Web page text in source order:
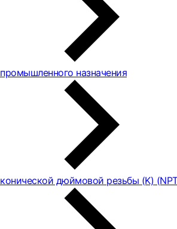
промышленного назначения
конической дюймовой резьбы (K)